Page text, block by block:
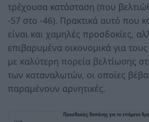
τρέχουσα κατάσταση (που
-57 στο -46). Πρακτικά αυτό που
είναι και χαμηλές προσδοκίες,
επιβαρυμένα οικονομικά για
με καλύτερη πορεία βελτίωσης
των καταναλωτών, οι οποίες
παραμένουν αρνητικές.